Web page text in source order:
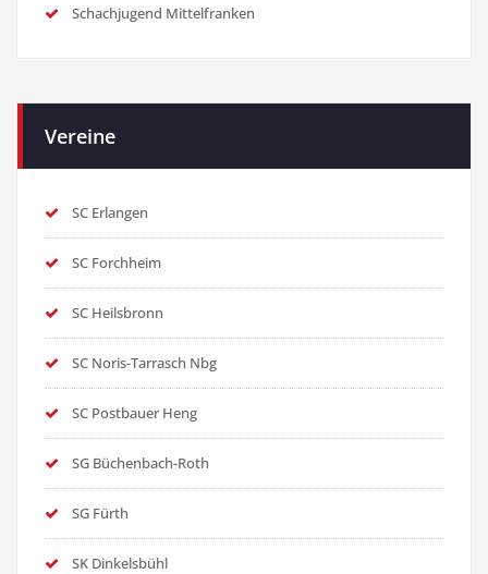
Schachjugend Mittelfranken
Vereine
SC Erlangen
SC Forchheim
SC Heilsbronn
SC Noris-Tarrasch Nbg
SC Postbauer Heng
SG Büchenbach-Roth
SG Fürth
SK Dinkelsbühl